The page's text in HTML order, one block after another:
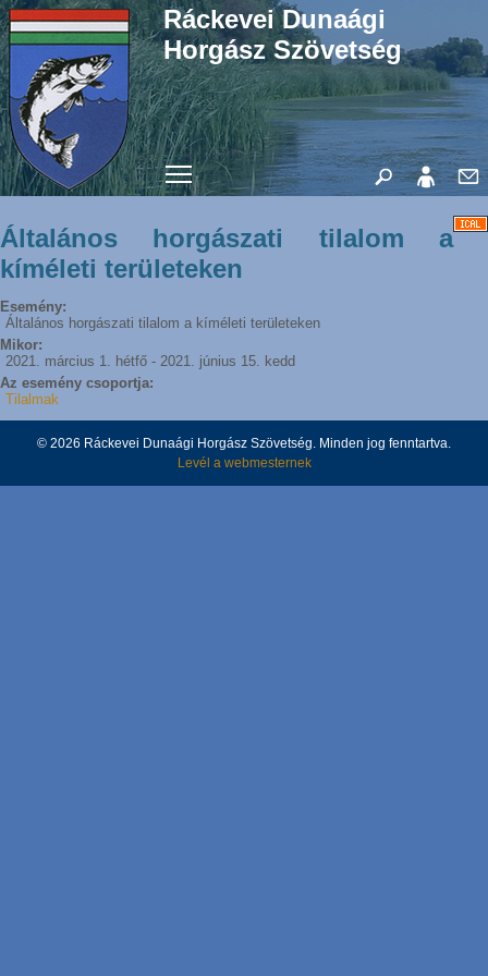
Ráckevei Dunaági
Horgász Szövetség
Toggle main menu visibility
Általános horgászati tilalom a
kíméleti területeken
Esemény:
Általános horgászati tilalom a kíméleti területeken
Mikor:
2021. március 1. hétfő - 2021. június 15. kedd
Az esemény csoportja:
Tilalmak
© 2026 Ráckevei Dunaági Horgász Szövetség. Minden jog fenntartva.
Levél a webmesternek